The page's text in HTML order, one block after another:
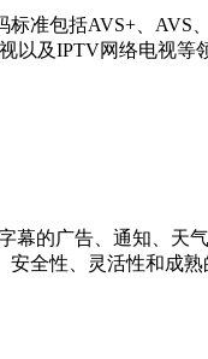
标准包括AVS+、
及IPTV网络电视等
幕的广告、通知、
全性、灵活性和成